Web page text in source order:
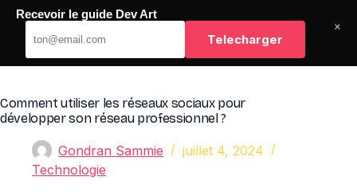
Passer
contenu
Comment utiliser les réseaux sociaux pour
développer son réseau professionnel ?
Gondran Sammie
juillet 4, 2024
Technologie
Recevoir le guide Dev Art
Telecharger
×